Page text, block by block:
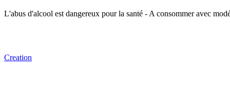
L'abus d'alcool est dangereux pour la santé - A consommer avec
Creation